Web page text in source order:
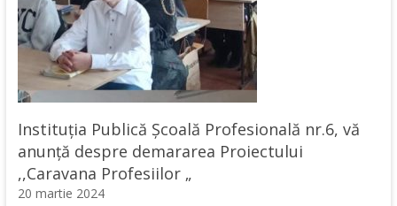
Instituția Publică Școală Profesională nr.6, vă
anunță despre demararea Proiectului
,,Caravana Profesiilor „
20 martie 2024